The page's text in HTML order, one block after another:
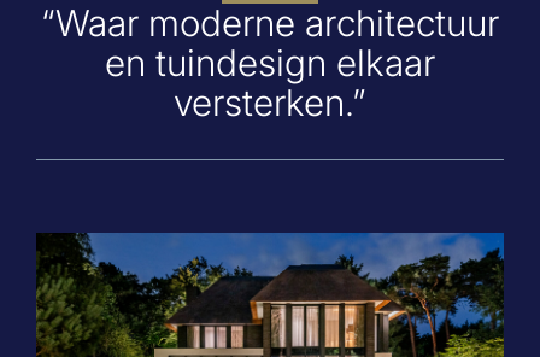
“Waar moderne architectuur
en tuindesign elkaar
versterken.”